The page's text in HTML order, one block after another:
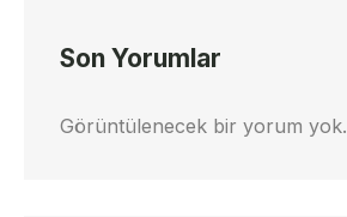
Son Yorumlar
Görüntülenecek bir yorum yok.